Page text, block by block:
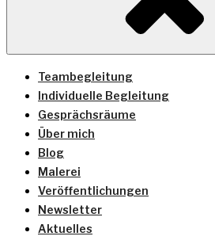
Teambegleitung
Individuelle Begleitung
Gesprächsräume
Über mich
Blog
Malerei
Veröffentlichungen
Newsletter
Aktuelles